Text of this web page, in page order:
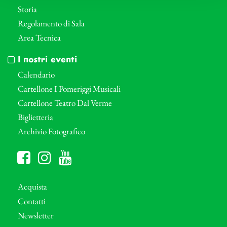
Storia
Regolamento di Sala
Area Tecnica
I nostri eventi
Calendario
Cartellone I Pomeriggi Musicali
Cartellone Teatro Dal Verme
Biglietteria
Archivio Fotografico
Acquista
Contatti
Newsletter